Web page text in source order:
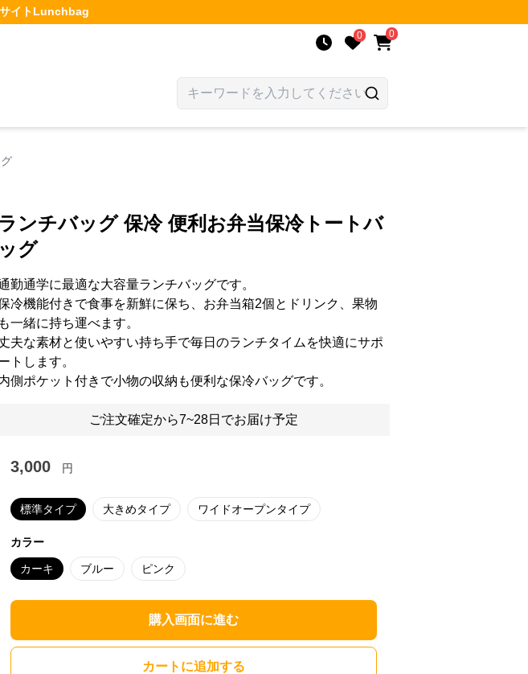
イトLunchbag
0 0
ランチバッグ 保冷 便利お弁当保冷トートバ
ッグ
勤通学に最適な大容量ランチバッグです。
冷機能付きで食事を新鮮に保ち、お弁当箱2個とドリンク、果物
も一緒に持ち運べます。
夫な素材と使いやすい持ち手で毎日のランチタイムを快適にサポ
トします。
側ポケット付きで小物の収納も便利な保冷バッグです。
ご注文確定から7~28日でお届け予定
3,000 円
標準タイプ 大きめタイプ ワイドオープンタイプ
カラー
カーキ ブルー ピンク
購入画面に進む
カートに追加する